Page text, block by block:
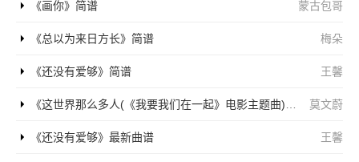
蒙古包哥
《画你》简谱
梅朵
《总以为来日方长》简谱
王馨
《还没有爱够》简谱
莫文蔚
《这世界那么多人(《我要我们在一起》电影主题曲)》简谱
王馨
《还没有爱够》最新曲谱